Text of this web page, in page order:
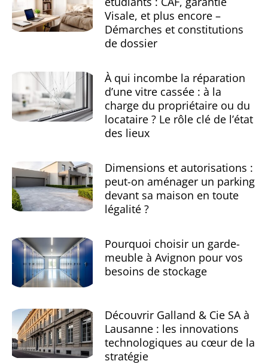
Visale, et plus encore –
Démarches et constitutions
de dossier
À qui incombe la réparation
d’une vitre cassée : à la
charge du propriétaire ou du
locataire ? Le rôle clé de l’état
des lieux
Dimensions et autorisations :
peut-on aménager un parking
devant sa maison en toute
légalité ?
Pourquoi choisir un garde-
meuble à Avignon pour vos
besoins de stockage
Découvrir Galland & Cie SA à
Lausanne : les innovations
technologiques au cœur de la
stratégie